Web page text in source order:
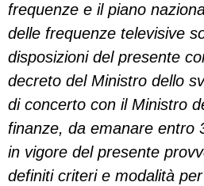
frequenze e il piano
delle frequenze televisive
disposizioni del presente
decreto del Ministro dello
di concerto con il Ministro
finanze, da emanare entro
in vigore del presente
definiti criteri e modalità